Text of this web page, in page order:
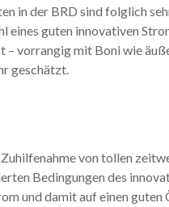
in der BRD sind folglich
guten innovativen
vorrangig mit Boni wie
geschätzt.
von tollen
Bedingungen des
und damit auf einen